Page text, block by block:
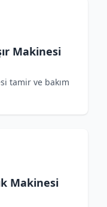
Makinesi
tamir ve bakım
Makinesi